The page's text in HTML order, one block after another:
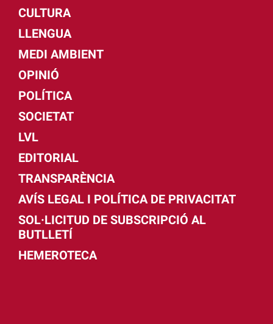
CULTURA
LLENGUA
MEDI AMBIENT
OPINIÓ
POLÍTICA
SOCIETAT
LVL
EDITORIAL
TRANSPARÈNCIA
AVÍS LEGAL I POLÍTICA DE PRIVACITAT
SOL·LICITUD DE SUBSCRIPCIÓ AL
BUTLLETÍ
HEMEROTECA